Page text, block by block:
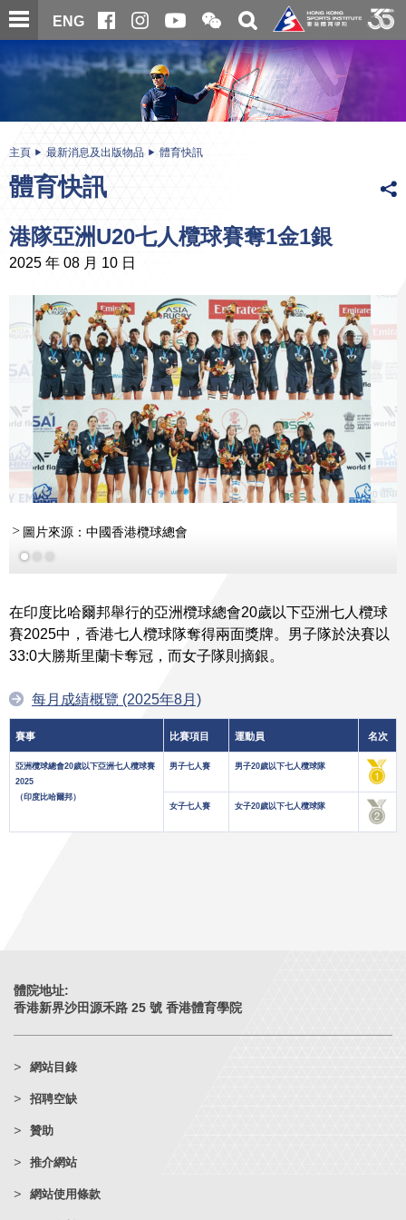
跳
至
內
ENG
開
合
微
信
二
維
碼
關
搜
尋
内
主頁 最新消息及出版物品 體育快訊
體育快訊
港隊亞洲U20七人欖球賽奪1金1銀
2025 年 08 月 10 日
圖片來源：中國香港欖球總會
在印度比哈爾邦舉行的亞洲欖球總會20歲以下亞洲七人欖球
賽2025中，香港七人欖球隊奪得兩面獎牌。男子隊於決賽以
33:0大勝斯里蘭卡奪冠，而女子隊則摘銀。
每月成績概覽 (2025年8月)
賽事 比賽項目 運動員 名次
亞洲欖球總會20歲以下亞洲七人欖球賽
2025
（印度比哈爾邦）
男子七人賽 男子20歲以下七人欖球隊
女子七人賽 女子20歲以下七人欖球隊
體院地址:
香港新界沙田源禾路 25 號 香港體育學院
網站目錄
招聘空缺
贊助
推介網站
網站使用條款